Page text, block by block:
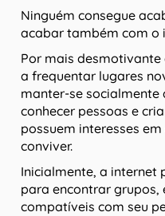
Ninguém consegue
acabar também com o
Por mais
a frequentar lugares
manter-se
conhecer pessoas e
possuem interesses
conviver.
Inicialmente, a internet
para encontrar grupos,
compatíveis com seu